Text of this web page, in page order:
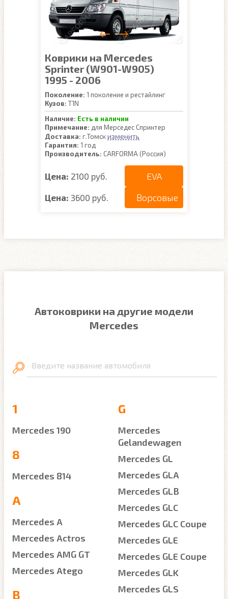
Коврики на Mercedes
Sprinter (W901-W905)
1995 - 2006
Поколение: 1 поколение и рестайлинг
Кузов: T1N
Наличие: Есть в наличии
Примечание: для Мерседес Спринтер
Доставка: г.Томск изменить
Гарантия: 1 год
Производитель: CARFORMA (Россия)
Цена: 2100 руб. EVA
Цена: 3600 руб. Ворсовые
Автоковрики на другие модели
Mercedes
Введите название автомобиля
1
Mercedes 190
8
Mercedes 814
A
Mercedes A
Mercedes Actros
Mercedes AMG GT
Mercedes Atego
B
G
Mercedes
Gelandewagen
Mercedes GL
Mercedes GLA
Mercedes GLB
Mercedes GLC
Mercedes GLC Coupe
Mercedes GLE
Mercedes GLE Coupe
Mercedes GLK
Mercedes GLS